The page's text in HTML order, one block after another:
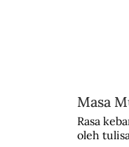
Kapitalisme
Masa
Rasa
oleh